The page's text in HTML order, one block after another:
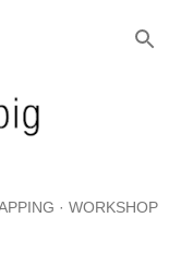
WORKSHOP